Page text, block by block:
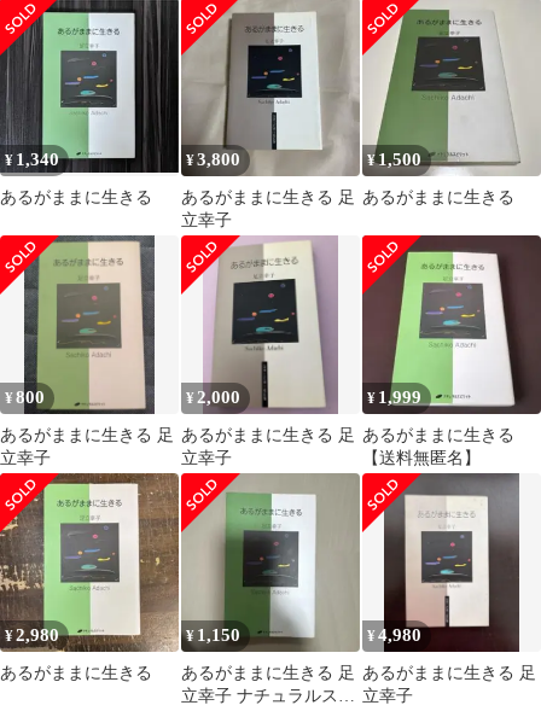
¥ 1,340
あるがままに生きる
¥3,800
あるがままに生きる 足
立幸子
¥1,500
あるがままに生きる
¥800
あるがままに生きる 足
立幸子
¥ 2,000
あるがままに生きる 足
立幸子
¥ 1,999
あるがままに生きる
【送料無匿名】
¥2,980
あるがままに生きる
¥ 1,150
あるがままに生きる 足
立幸子 ナチュラルスピ
¥4,980
あるがままに生きる 足
立幸子